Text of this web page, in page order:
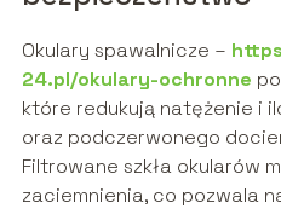
Okulary spawalnicze –
24.pl/okulary-ochronne
które redukują natężenie i
oraz podczerwonego
Filtrowane szkła okularów
zaciemnienia, co pozwala